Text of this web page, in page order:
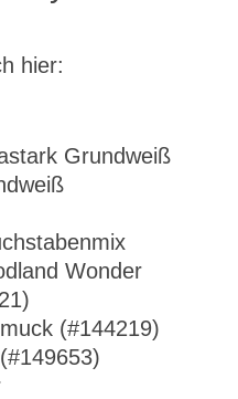
hier:
Grundweiß
Wonder
(#144219)